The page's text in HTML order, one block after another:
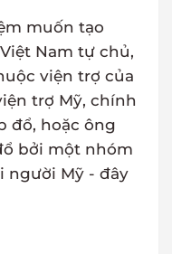
muốn tạo
Nam tự chủ,
viện trợ của
trợ Mỹ, chính
đổ, hoặc ông
bởi một nhóm
người Mỹ - đây